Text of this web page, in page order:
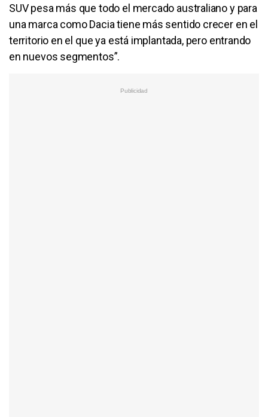
SUV pesa más que todo el mercado australiano y para
una marca como Dacia tiene más sentido crecer en el
territorio en el que ya está implantada, pero entrando
en nuevos segmentos”.